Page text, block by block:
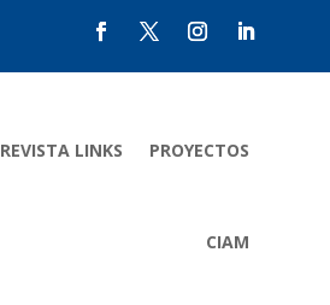
REVISTA LINKS PROYECTOS
CIAM